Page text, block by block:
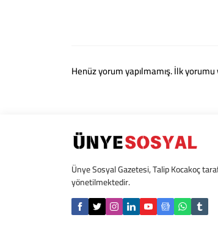
Henüz yorum yapılmamış. İlk
Ünye Sosyal Gazetesi, Talip Kocakoç
yönetilmektedir.